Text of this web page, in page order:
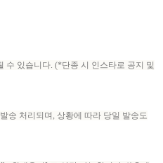
수 있습니다. (*단종 시 인스타로 공지 및
송 처리되며, 상황에 따라 당일 발송도